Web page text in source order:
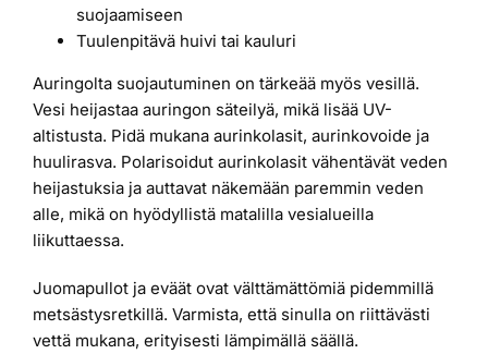
suojaamiseen
Tuulenpitävä huivi tai kauluri
Auringolta suojautuminen on tärkeää myös vesillä.
Vesi heijastaa auringon säteilyä, mikä lisää UV-
altistusta. Pidä mukana aurinkolasit, aurinkovoide ja
huulirasva. Polarisoidut aurinkolasit vähentävät veden
heijastuksia ja auttavat näkemään paremmin veden
alle, mikä on hyödyllistä matalilla vesialueilla
liikuttaessa.
Juomapullot ja eväät ovat välttämättömiä pidemmillä
metsästysretkillä. Varmista, että sinulla on riittävästi
vettä mukana, erityisesti lämpimällä säällä.